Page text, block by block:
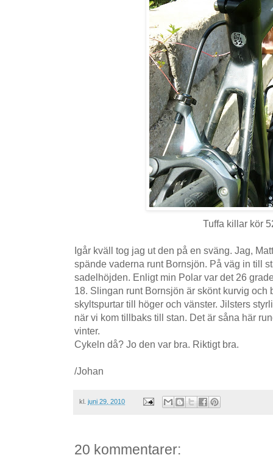
Tuffa killar kör
Igår kväll tog jag ut den på en sväng. Jag,
spände vaderna runt Bornsjön. På väg in till
sadelhöjden. Enligt min Polar var det 26
18. Slingan runt Bornsjön är skönt kurvig och
skyltspurtar till höger och vänster. Jilsters
när vi kom tillbaks till stan. Det är såna här
vinter.
Cykeln då? Jo den var bra. Riktigt bra.
/Johan
kl. juni 29, 2010
20 kommentarer: